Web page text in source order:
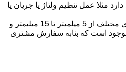
دارد مثلا عمل تنظیم ولتاژ یا جریان یا
این پتانسیومتر ها در سایز های مختلف از 5 میلمیتر تا 15 میلیمتر و
است که بنابه سفارش مشتری